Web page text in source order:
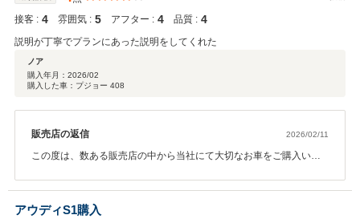
接客 : 4 雰囲気 : 5 アフター : 4 品質 : 4
説明が丁寧でプランにあった説明をしてくれた
ノア
購入年月： 2026/02
購入した車：プジョー 408
販売店の返信 2026/02/11
この度は、数ある販売店の中から当社にて大切なお車をご購入いた
いただけますと幸いです。今後ともどうぞよろしくお願いします。
アウディS1購入